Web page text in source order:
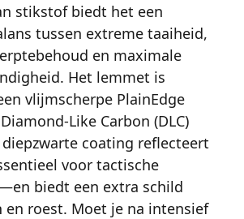
stikstof biedt het een
tussen extreme taaiheid,
en maximale
Het lemmet is
vlijmscherpe PlainEdge
Like Carbon (DLC)
coating reflecteert
voor tactische
biedt een extra schild
en roest. Moet je na intensief